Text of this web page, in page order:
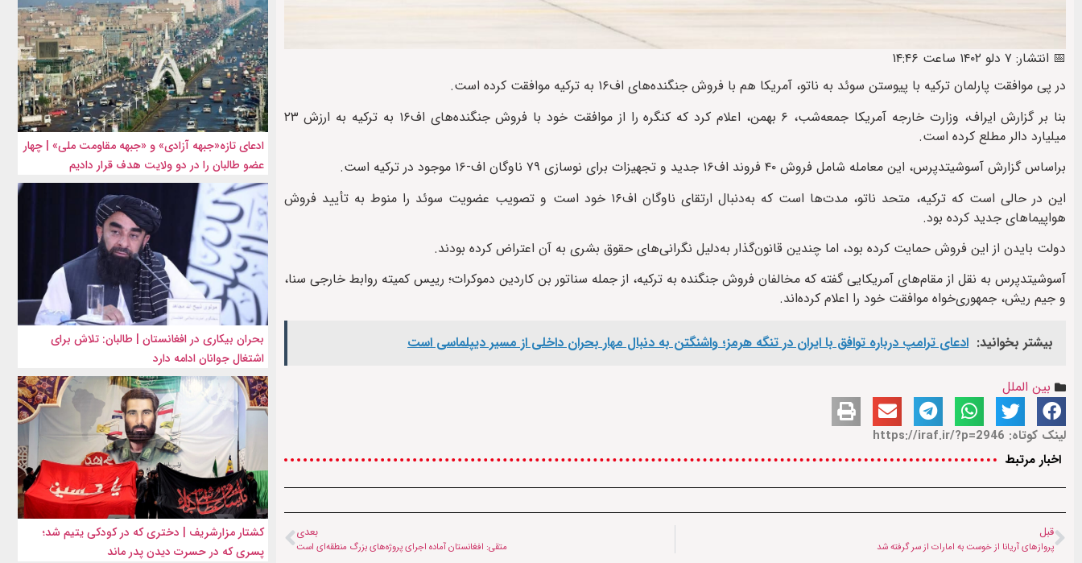
📅 انتشار: ۷ دلو ۱۴۰۲ ساعت ۱۴:۴۶
در پی موافقت پارلمان ترکیه با پیوستن سوئد به ناتو، آمریکا هم با فروش جنگنده‌های اف۱۶ به ترکیه موافقت کرده است.
بنا بر گزارش ایراف، وزارت خارجه آمریکا جمعه‌شب، ۶ بهمن، اعلام کرد که کنگره را از موافقت خود با فروش جنگنده‌های اف۱۶ به ترکیه به ارزش ۲۳
میلیارد دالر مطلع کرده است.
براساس گزارش آسوشیتدپرس، این معامله شامل فروش ۴۰ فروند اف۱۶ جدید و تجهیزات برای نوسازی ۷۹ ناوگان اف-۱۶ موجود در ترکیه است.
این در حالی است که ترکیه، متحد ناتو، مدت‌ها است که به‌دنبال ارتقای ناوگان اف۱۶ خود است و تصویب عضویت سوئد را منوط به تأیید فروش
هواپیماهای جدید کرده بود.
دولت بایدن از این فروش حمایت کرده بود، اما چندین قانون‌گذار به‌دلیل نگرانی‌های حقوق بشری به آن اعتراض کرده بودند.
آسوشیتدپرس به نقل از مقام‌های آمریکایی گفته که مخالفان فروش جنگنده به ترکیه، از جمله سناتور بن کاردین دموکرات؛ رییس کمیته‌ روابط خارجی سنا،
و جیم ریش، جمهوری‌خواه موافقت خود را اعلام کرده‌اند.
بیشتر بخوانید: ادعای ترامپ درباره توافق با ایران در تنگه هرمز؛ واشنگتن به دنبال مهار بحران داخلی از مسیر دیپلماسی است
بین الملل
لینک کوتاه: https://iraf.ir/?p=2946
اخبار مرتبط
قبل
پروازهای آریانا از خوست به امارات از سر گرفته شد
بعدی
متقی: افغانستان آماده اجرای پروژه‌های بزرگ منطقه‌ای است
ادعای تازه«جبهه آزادی» و «جبهه مقاومت ملی» | چهار
عضو طالبان را در دو ولایت هدف قرار دادیم
بحران بیکاری در افغانستان | طالبان: تلاش برای
اشتغال جوانان ادامه دارد
کشتار مزارشریف | دختری که در کودکی یتیم شد؛
پسری که در حسرت دیدن پدر ماند